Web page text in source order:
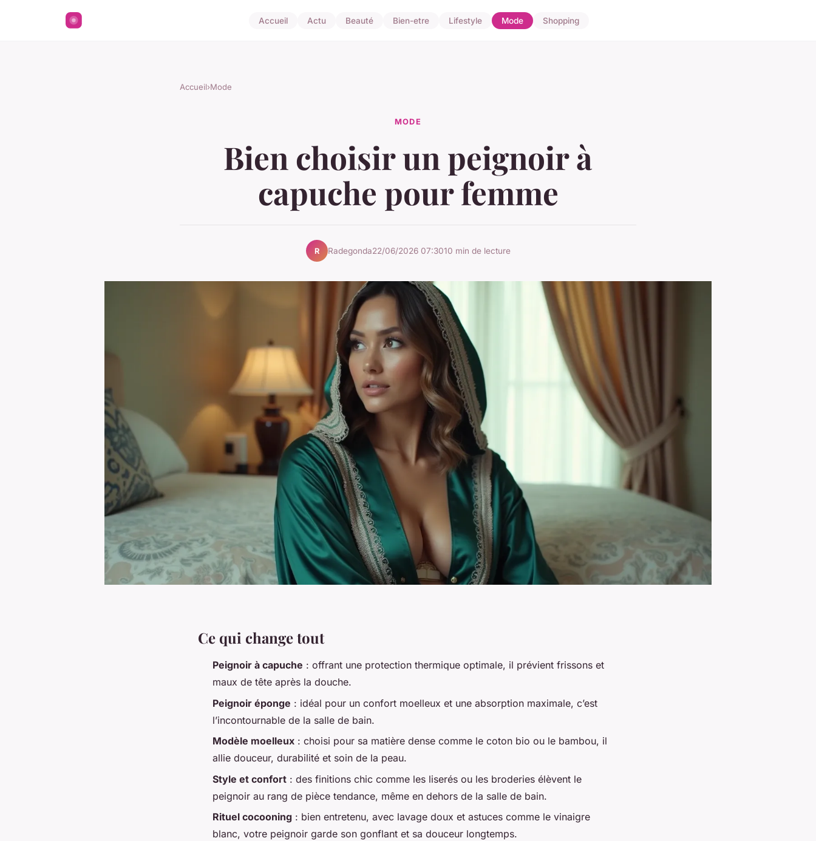
Accueil Actu Beauté Bien-etre Lifestyle Mode Shopping
Accueil›Mode
MODE
Bien choisir un peignoir à
capuche pour femme
R Radegonda22/06/2026 07:3010 min de lecture
Ce qui change tout
Peignoir à capuche : offrant une protection thermique optimale, il prévient frissons et
maux de tête après la douche.
Peignoir éponge : idéal pour un confort moelleux et une absorption maximale, c’est
l’incontournable de la salle de bain.
Modèle moelleux : choisi pour sa matière dense comme le coton bio ou le bambou, il
allie douceur, durabilité et soin de la peau.
Style et confort : des finitions chic comme les liserés ou les broderies élèvent le
peignoir au rang de pièce tendance, même en dehors de la salle de bain.
Rituel cocooning : bien entretenu, avec lavage doux et astuces comme le vinaigre
blanc, votre peignoir garde son gonflant et sa douceur longtemps.